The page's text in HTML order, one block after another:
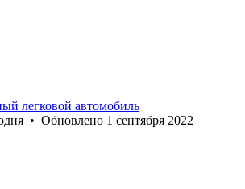
легковой автомобиль
• Обновлено 1 сентября 2022